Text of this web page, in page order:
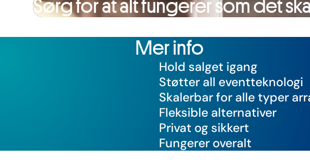
Sørg for at alt fungerer som det
Mer info
Hold salget igang
Støtter all eventteknologi
Skalerbar for alle typer
Fleksible alternativer
Privat og sikkert
Fungerer overalt